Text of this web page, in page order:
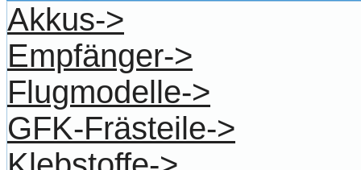
Akkus->
Empfänger->
Flugmodelle->
GFK-Frästeile->